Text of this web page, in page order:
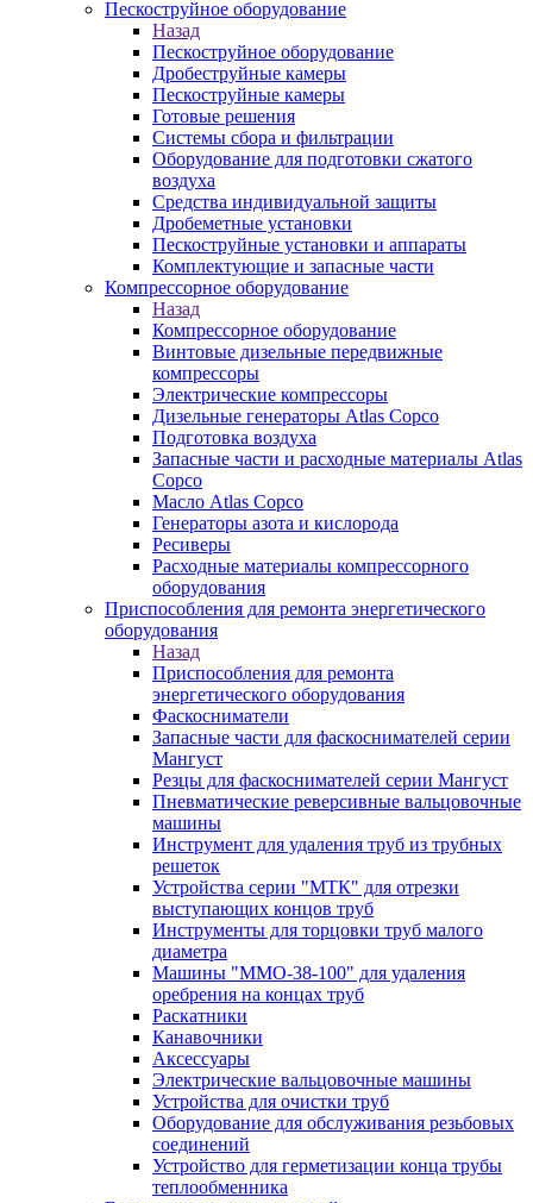
Пескоструйное оборудование
Назад
Пескоструйное оборудование
Дробеструйные камеры
Пескоструйные камеры
Готовые решения
Системы сбора и фильтрации
Оборудование для подготовки сжатого
воздуха
Средства индивидуальной защиты
Дробеметные установки
Пескоструйные установки и аппараты
Комплектующие и запасные части
Компрессорное оборудование
Назад
Компрессорное оборудование
Винтовые дизельные передвижные
компрессоры
Электрические компрессоры
Дизельные генераторы Atlas Copco
Подготовка воздуха
Запасные части и расходные материалы Atlas
Copco
Масло Atlas Copco
Генераторы азота и кислорода
Ресиверы
Расходные материалы компрессорного
оборудования
Приспособления для ремонта энергетического
оборудования
Назад
Приспособления для ремонта
энергетического оборудования
Фаскосниматели
Запасные части для фаскоснимателей серии
Мангуст
Резцы для фаскоснимателей серии Мангуст
Пневматические реверсивные вальцовочные
машины
Инструмент для удаления труб из трубных
решеток
Устройства серии "МТК" для отрезки
выступающих концов труб
Инструменты для торцовки труб малого
диаметра
Машины "ММО-38-100" для удаления
оребрения на концах труб
Раскатники
Канавочники
Аксессуары
Электрические вальцовочные машины
Устройства для очистки труб
Оборудование для обслуживания резьбовых
соединений
Устройство для герметизации конца трубы
теплообменника